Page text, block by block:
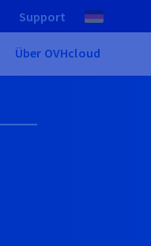
Support
Über OVHcloud